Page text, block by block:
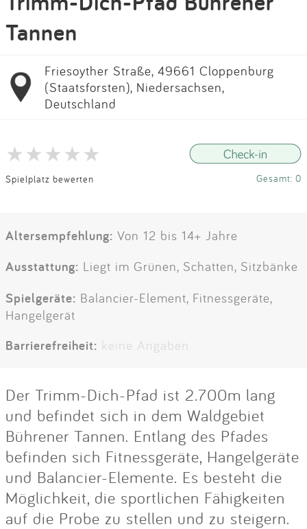
Tannen
Friesoyther Straße, 49661 Cloppenburg
(Staatsforsten), Niedersachsen,
Deutschland
Spielplatz bewerten Gesamt: 0
Altersempfehlung: Von 12 bis 14+ Jahre
Ausstattung: Liegt im Grünen, Schatten, Sitzbänke
Spielgeräte: Balancier-Element, Fitnessgeräte,
Hangelgerät
Barrierefreiheit: keine Angaben
Der Trimm-Dich-Pfad ist 2.700m lang
und befindet sich in dem Waldgebiet
Bührener Tannen. Entlang des Pfades
befinden sich Fitnessgeräte, Hangelgeräte
und Balancier-Elemente. Es besteht die
Möglichkeit, die sportlichen Fähigkeiten
auf die Probe zu stellen und zu steigern.